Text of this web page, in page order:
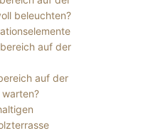
beleuchten?
auf der
auf der